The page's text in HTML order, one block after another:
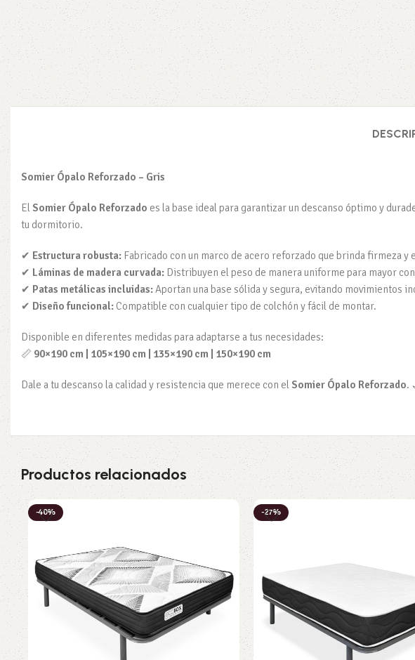
Somier Ópalo Reforzado – Gris
ElSomier Ópalo Reforzado es la base ideal para garantizar un descanso óptimo y
tu dormitorio.
✔ Estructura robusta: Fabricado con un marco de acero reforzado que brinda firmeza y
✔ Láminas de madera curvada: Distribuyen el peso de manera uniforme para mayor
✔ Patas metálicas incluidas:Aportan una base sólida y segura, evitando movimientos
✔ Diseño funcional: Compatible con cualquier tipo de colchón y fácil de montar.
Disponible en diferentes medidas para adaptarse a tus necesidades:
📏 90×190 cm | 105×190 cm | 135×190 cm | 150×190 cm
Dale a tu descanso la calidad y resistencia que merece con elSomier Ópalo Reforzado.
Productos relacionados
-40% -27%